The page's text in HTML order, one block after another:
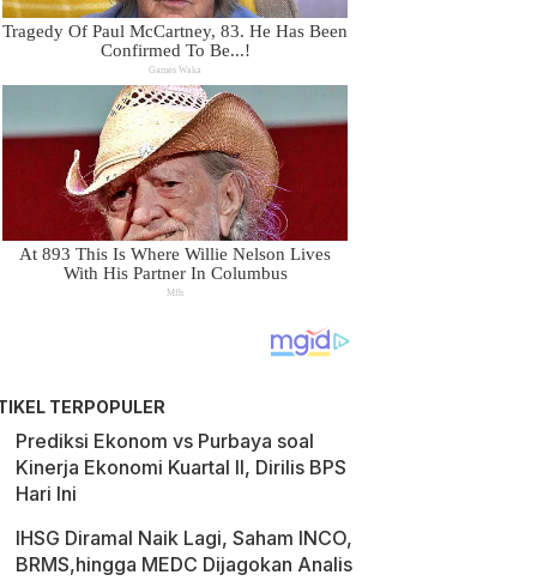
TERPOPULER
Prediksi Ekonom vs Purbaya soal
Kinerja Ekonomi Kuartal II, Dirilis BPS
Hari Ini
IHSG Diramal Naik Lagi, Saham INCO,
BRMS,hingga MEDC Dijagokan Analis